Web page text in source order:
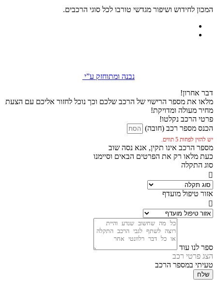
המכון לחידוש ושיפור מגדשי טורבו לכל סוגי הרכבים.
נבנה ומתוחזק ע”י
דבר אחרון!
מלאו את מספר הרישוי של הרכב שלכם וכך נוכל לחזור אליכם עם הצעת
מחיר מעולה ומדויקת!
פרטי הרכב נקלטו!
הכנס מספר רכב (חובה)
יש להזין לפחות 5 תווים.
מספר הרכב אינו תקין, אנא נסה שוב
כעת מלאו רק את הפרטים הבאים וסיימנו
סוג התקלה
אזור טיפול מועדף
ספר לנו עוד
הצג פרטי רכב
טעיתי במספר הרכב
שלח